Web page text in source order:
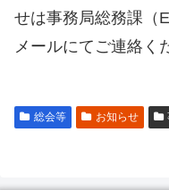
せは事務局総務課（
メールにてご連絡く
総会等 お知らせ